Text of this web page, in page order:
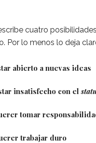
cuatro
Por lo menos lo deja
abierto a nuevas ideas
insatisfecho con el
tomar
trabajar duro